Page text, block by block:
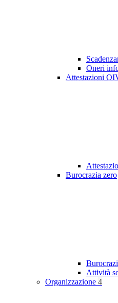
Oneri
Attestazioni
Burocrazia zero
Attività
Organizzazione 4